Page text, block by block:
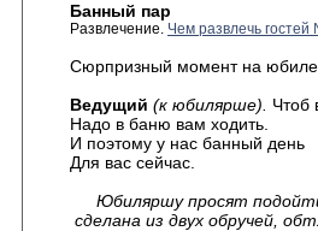
Банный пар
Развлечение. Чем развлечь
Сюрпризный момент на
Ведущий (к юбилярше).
Чтоб
Надо в баню вам ходить.
И поэтому у нас банный день
Для вас сейчас.
Юбиляршупросят
сделана из двух обручей,